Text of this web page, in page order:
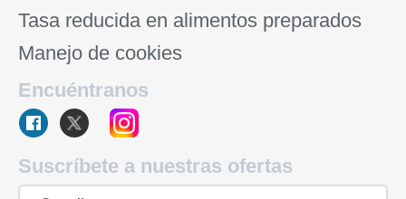
Tasa reducida en alimentos preparados
Manejo de cookies
Encuéntranos
Suscríbete a nuestras ofertas